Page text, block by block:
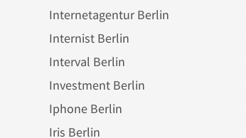
Internetagentur Berlin
Internist Berlin
Interval Berlin
Investment Berlin
Iphone Berlin
Iris Berlin